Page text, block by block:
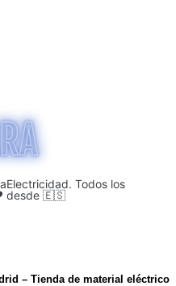
Todos los
desde 🇪🇸
– Tienda de material eléctrico